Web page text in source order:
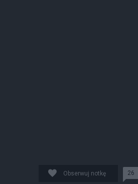
Obserwuj notkę 26